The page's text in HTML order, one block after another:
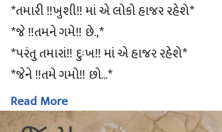
*તમારી ‼ખુશી‼ માં એ લોકો હાજર રહેશે*
*જે ‼તમને ગમે‼ છે.,*
*પરંતુ તમારાં‼ દુઃખ‼ માં એ હાજર રહેશે*
*જેને ‼તમે ગમો‼ છો...*
Read More